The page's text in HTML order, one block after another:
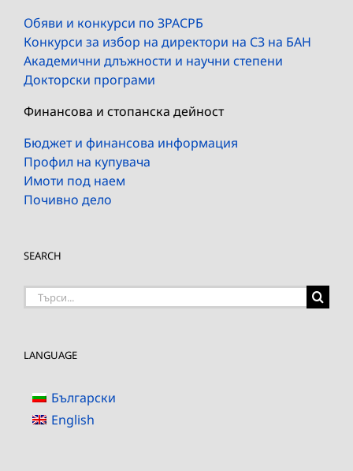
Обяви и конкурси по ЗРАСРБ
Конкурси за избор на директори на СЗ на БАН
Академични длъжности и научни степени
Докторски програми
Финансова и стопанска дейност
Бюджет и финансова информация
Профил на купувача
Имоти под наем
Почивно дело
SEARCH
Търсене
LANGUAGE
Български
English